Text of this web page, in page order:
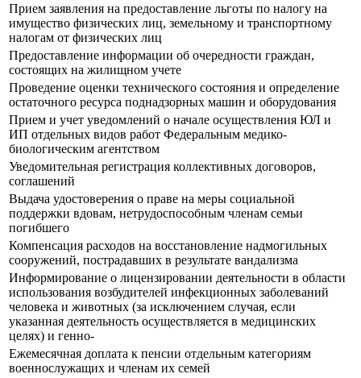
Прием заявления на предоставление льготы по налогу на
имущество физических лиц, земельному и транспортному
налогам от физических лиц
Предоставление информации об очередности граждан,
состоящих на жилищном учете
Проведение оценки технического состояния и определение
остаточного ресурса поднадзорных машин и оборудования
Прием и учет уведомлений о начале осуществления ЮЛ и
ИП отдельных видов работ Федеральным медико-
биологическим агентством
Уведомительная регистрация коллективных договоров,
соглашений
Выдача удостоверения о праве на меры социальной
поддержки вдовам, нетрудоспособным членам семьи
погибшего
Компенсация расходов на восстановление надмогильных
сооружений, пострадавших в результате вандализма
Информирование о лицензировании деятельности в области
использования возбудителей инфекционных заболеваний
человека и животных (за исключением случая, если
указанная деятельность осуществляется в медицинских
целях) и генно-
Ежемесячная доплата к пенсии отдельным категориям
военнослужащих и членам их семей